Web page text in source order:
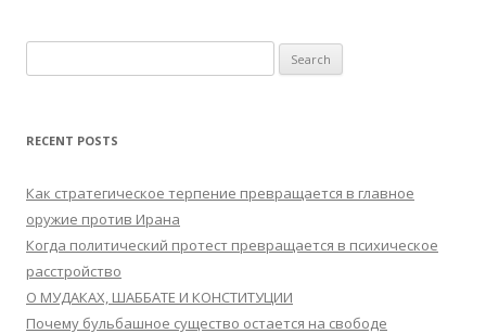
for:
RECENT POSTS
Как стратегическое терпение превращается в главное
оружие против Ирана
Когда политический протест превращается в психическое
расстройство
О МУДАКАХ, ШАББАТЕ И КОНСТИТУЦИИ
Почему бульбашное существо остается на свободе